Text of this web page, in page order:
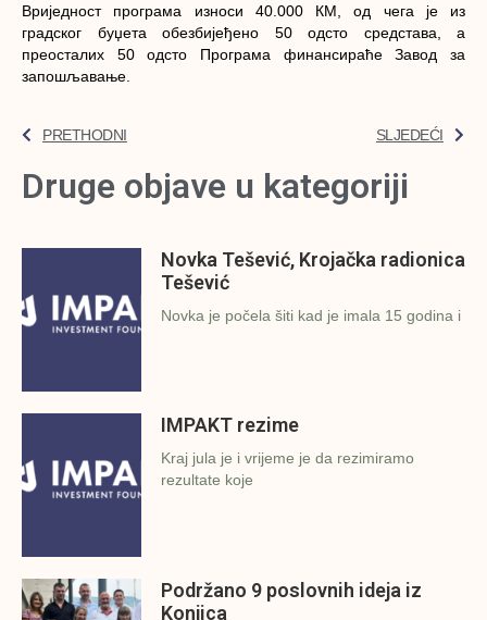
Вриједност програма износи 40.000 КМ, од чега је из
градског буџета обезбијеђено 50 одсто средстава, а
преосталих 50 одсто Програма финансираће Завод за
запошљавање.
PRETHODNI SLJEDEĆI
Druge objave u kategoriji
Novka Tešević, Krojačka radionica
Tešević
Novka je počela šiti kad je imala 15 godina i
IMPAKT rezime
Kraj jula je i vrijeme je da rezimiramo
rezultate koje
Podržano 9 poslovnih ideja iz
Konjica